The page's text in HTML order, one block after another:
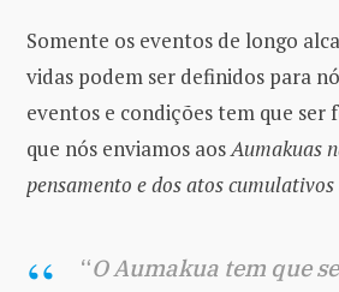
Somente os eventos de longo
vidas podem ser definidos para
eventos e condições tem que ser
que nós enviamos aosAumakuas
pensamento e dos atos
“O Aumakua tem que